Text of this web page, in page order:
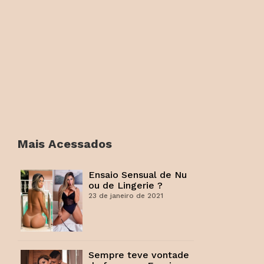
Mais Acessados
Ensaio Sensual de Nu
ou de Lingerie ?
23 de janeiro de 2021
Sempre teve vontade